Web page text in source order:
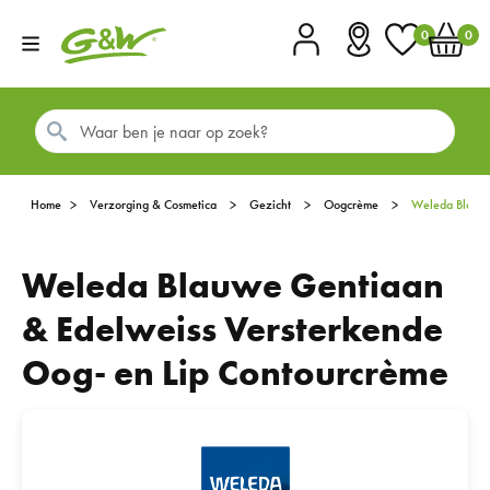
0 0
Home Verzorging & Cosmetica Gezicht Oogcrème Weleda
Weleda Blauwe Gentiaan
& Edelweiss Versterkende
Oog- en Lip Contourcrème